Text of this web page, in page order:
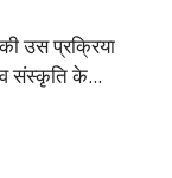
उस प्रक्रिया
संस्कृति के...